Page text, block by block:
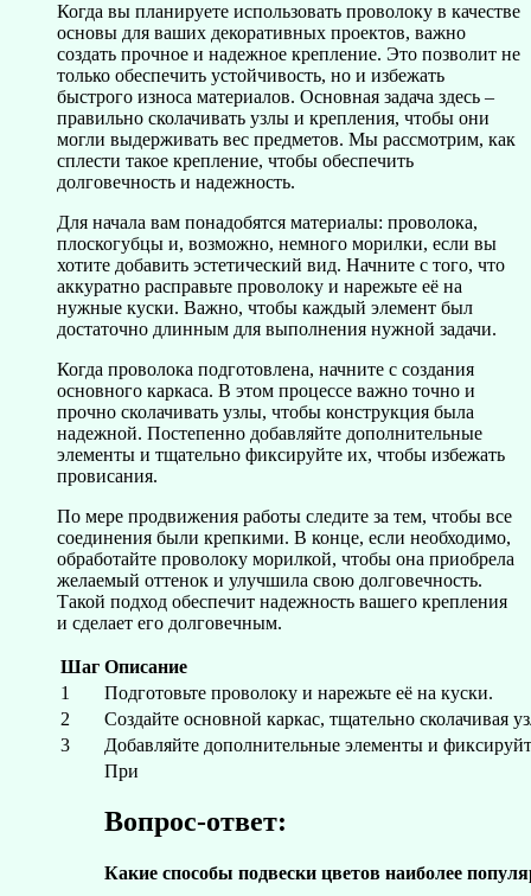
Когда вы планируете использовать проволоку в качестве
основы для ваших декоративных проектов, важно
создать прочное и надежное крепление. Это позволит не
только обеспечить устойчивость, но и избежать
быстрого износа материалов. Основная задача здесь –
правильно сколачивать узлы и крепления, чтобы они
могли выдерживать вес предметов. Мы рассмотрим, как
сплести такое крепление, чтобы обеспечить
долговечность и надежность.
Для начала вам понадобятся материалы: проволока,
плоскогубцы и, возможно, немного морилки, если вы
хотите добавить эстетический вид. Начните с того, что
аккуратно расправьте проволоку и нарежьте её на
нужные куски. Важно, чтобы каждый элемент был
достаточно длинным для выполнения нужной задачи.
Когда проволока подготовлена, начните с создания
основного каркаса. В этом процессе важно точно и
прочно сколачивать узлы, чтобы конструкция была
надежной. Постепенно добавляйте дополнительные
элементы и тщательно фиксируйте их, чтобы избежать
провисания.
По мере продвижения работы следите за тем, чтобы все
соединения были крепкими. В конце, если необходимо,
обработайте проволоку морилкой, чтобы она приобрела
желаемый оттенок и улучшила свою долговечность.
Такой подход обеспечит надежность вашего крепления
и сделает его долговечным.
Шаг Описание
1
Подготовьте проволоку и нарежьте её на куски.
2
Создайте основной каркас, тщательно сколачивая
3
Добавляйте дополнительные элементы и
При
Вопрос-ответ:
Какие способы подвески цветов наиболее